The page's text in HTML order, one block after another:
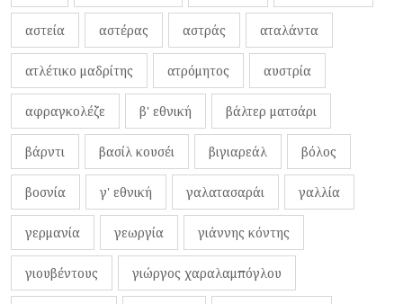
αστεία αστέρας αστράς αταλάντα
ατλέτικο μαδρίτης ατρόμητος αυστρία
αφραγκολέζε β' εθνική βάλτερ ματσάρι
βάρντι βασίλ κουσέι βιγιαρεάλ βόλος
βοσνία γ' εθνική γαλατασαράι γαλλία
γερμανία γεωργία γιάννης κόντης
γιουβέντους γιώργος χαραλαμπόγλου